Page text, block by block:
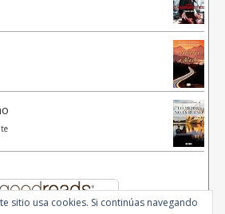
sitio usa cookies. Si continúas navegando